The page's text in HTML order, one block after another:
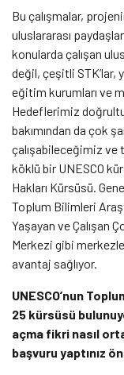
Bu çalışmalar,
uluslararası
konularda çalışan
değil, çeşitli STK’lar,
eğitim kurumları ve
Hedeflerimiz
bakımından da çok
çalışabileceğimiz ve
köklü bir UNESCO
Hakları Kürsüsü.
Toplum Bilimleri
Yaşayan ve Çalışan
Merkezi gibi
avantaj sağlıyor.
UNESCO’nun
25 kürsüsü
açma fikri nasıl
başvuru yaptınız